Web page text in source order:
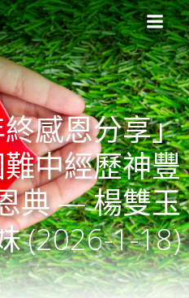
Skip
to
content
感恩分享」
中經歷神豐
典 — 楊雙玉
(2026-1-18)